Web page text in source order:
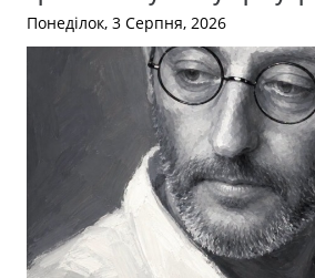
Понеділок, 3 Серпня, 2026